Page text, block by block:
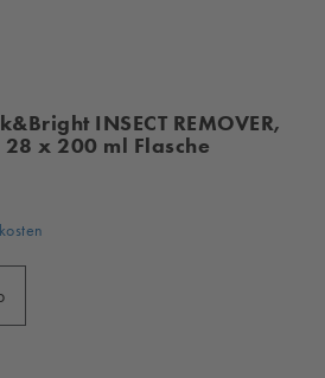
INSECT REMOVER,
x 200 ml Flasche